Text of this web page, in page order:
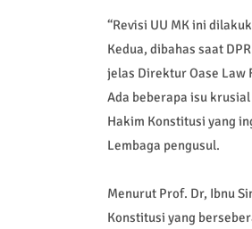
“Revisi UU MK ini
Kedua, dibahas saat
jelas Direktur Oase Law
Ada beberapa isu
Hakim Konstitusi yang
Lembaga pengusul.
Menurut Prof. Dr, Ibnu
Konstitusi yang